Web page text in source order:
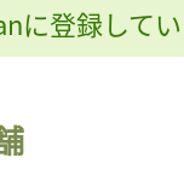
に登録して